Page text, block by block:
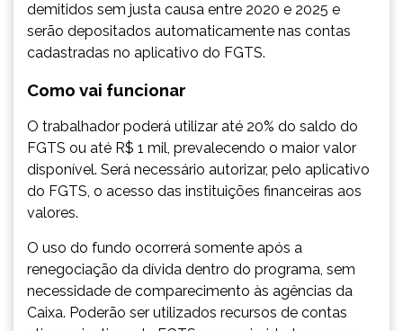
demitidos sem justa causa entre 2020 e 2025 e
serão depositados automaticamente nas contas
cadastradas no aplicativo do FGTS.
Como vai funcionar
O trabalhador poderá utilizar até 20% do saldo do
FGTS ou até R$ 1 mil, prevalecendo o maior valor
disponível. Será necessário autorizar, pelo aplicativo
do FGTS, o acesso das instituições financeiras aos
valores.
O uso do fundo ocorrerá somente após a
renegociação da dívida dentro do programa, sem
necessidade de comparecimento às agências da
Caixa. Poderão ser utilizados recursos de contas